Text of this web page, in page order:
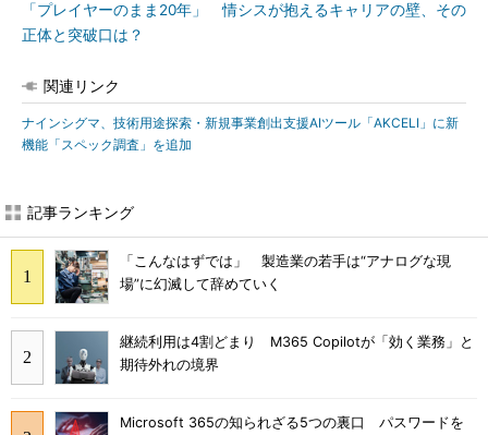
「プレイヤーのまま20年」 情シスが抱えるキャリアの壁、その
正体と突破口は？
関連リンク
ナインシグマ、技術用途探索・新規事業創出支援AIツール「AKCELI」に新
機能「スペック調査」を追加
記事ランキング
「こんなはずでは」 製造業の若手は“アナログな現
場”に幻滅して辞めていく
継続利用は4割どまり M365 Copilotが「効く業務」と
期待外れの境界
Microsoft 365の知られざる5つの裏口 パスワードを